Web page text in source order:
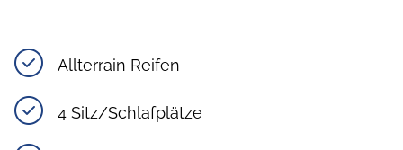
Allterrain Reifen
4 Sitz/Schlafplätze